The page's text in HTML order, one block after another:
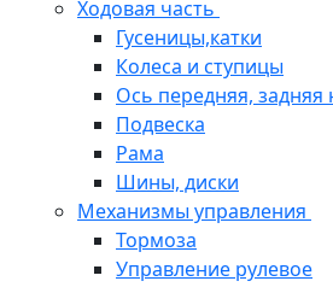
Ходовая часть
Гусеницы,катки
Колеса и ступицы
Ось передняя, задняя
Подвеска
Рама
Шины, диски
Механизмы управления
Тормоза
Управление рулевое